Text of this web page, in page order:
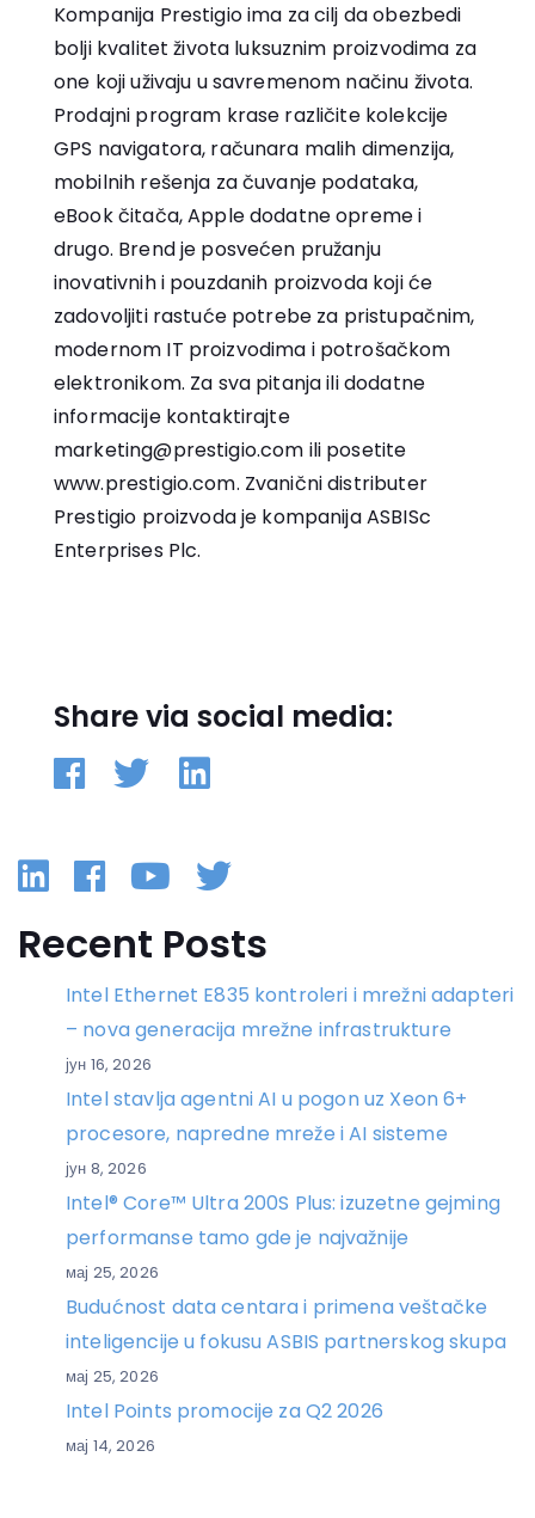
Kompanija Prestigio ima za cilj da obezbedi
bolji kvalitet života luksuznim proizvodima za
one koji uživaju u savremenom načinu života.
Prodajni program krase različite kolekcije
GPS navigatora, računara malih dimenzija,
mobilnih rešenja za čuvanje podataka,
eBook čitača, Apple dodatne opreme i
drugo. Brend je posvećen pružanju
inovativnih i pouzdanih proizvoda koji će
zadovoljiti rastuće potrebe za pristupačnim,
modernom IT proizvodima i potrošačkom
elektronikom. Za sva pitanja ili dodatne
informacije kontaktirajte
marketing@prestigio.com ili posetite
www.prestigio.com. Zvanični distributer
Prestigio proizvoda je kompanija ASBISc
Enterprises Plc.
Share via social media:
Linkedin
Facebook
YouTube
Twitter
Recent Posts
Intel Ethernet E835 kontroleri i mrežni adapteri
– nova generacija mrežne infrastrukture
јун 16, 2026
Intel stavlja agentni AI u pogon uz Xeon 6+
procesore, napredne mreže i AI sisteme
јун 8, 2026
Intel® Core™ Ultra 200S Plus: izuzetne gejming
performanse tamo gde je najvažnije
мај 25, 2026
Budućnost data centara i primena veštačke
inteligencije u fokusu ASBIS partnerskog skupa
мај 25, 2026
Intel Points promocije za Q2 2026
мај 14, 2026